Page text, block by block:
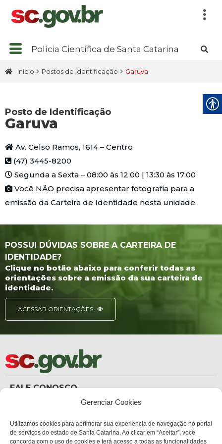
Gerenciar Cookies
Utilizamos cookies para aprimorar sua experiência de navegação no portal
de serviços do estado de Santa Catarina. Ao clicar em “Aceitar”, você
concorda com o uso de cookies e terá acesso a todas as funcionalidades
Polícia Científica de Santa Catarina
Início Postos de Identificação Garuva
Posto de Identificação
Garuva
Av. Celso Ramos, 1614 – Centro
(47) 3445-8200
Segunda a Sexta – 08:00 às 12:00 | 13:30 às 17:00
Você NÃO precisa apresentar fotografia para a
emissão da Carteira de Identidade nesta unidade.
POSSUI DÚVIDAS SOBRE A CARTEIRA DE
IDENTIDADE?
Clique no botão abaixo para conferir todas as
orientações sobre a emissão da sua carteira de
identidade.
ACESSAR ORIENTAÇÕES
FALE CONOSCO
Carteira de Identidade
Ouvidoria
ouvidoria.sc.gov.br